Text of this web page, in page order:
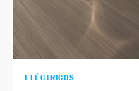
ELÉCTRICOS